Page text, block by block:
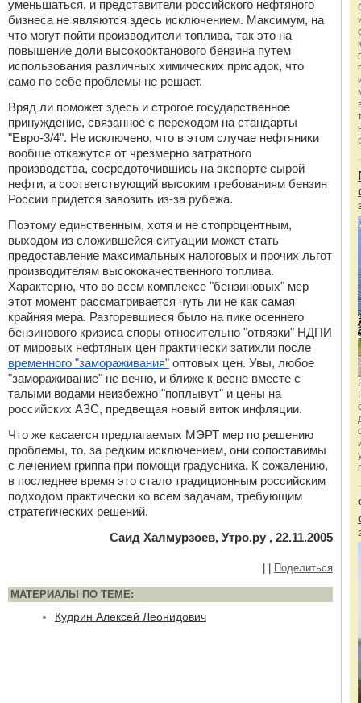
уменьшаться, и представители российского нефтяного
бизнеса не являются здесь исключением. Максимум, на
что могут пойти производители топлива, так это на
повышение доли высокооктанового бензина путем
использования различных химических присадок, что
само по себе проблемы не решает.
Вряд ли поможет здесь и строгое государственное
принуждение, связанное с переходом на стандарты
"Евро-3/4". Не исключено, что в этом случае нефтяники
вообще откажутся от чрезмерно затратного
производства, сосредоточившись на экспорте сырой
нефти, а соответствующий высоким требованиям бензин
России придется завозить из-за рубежа.
Поэтому единственным, хотя и не стопроцентным,
выходом из сложившейся ситуации может стать
предоставление максимальных налоговых и прочих льгот
производителям высококачественного топлива.
Характерно, что во всем комплексе "бензиновых" мер
этот момент рассматривается чуть ли не как самая
крайняя мера. Разгоревшиеся было на пике осеннего
бензинового кризиса споры относительно "отвязки" НДПИ
от мировых нефтяных цен практически затихли после
временного "замораживания" оптовых цен. Увы, любое
"замораживание" не вечно, и ближе к весне вместе с
талыми водами неизбежно "поплывут" и цены на
российских АЗС, предвещая новый виток инфляции.
Что же касается предлагаемых МЭРТ мер по решению
проблемы, то, за редким исключением, они сопоставимы
с лечением гриппа при помощи градусника. К сожалению,
в последнее время это стало традиционным российским
подходом практически ко всем задачам, требующим
стратегических решений.
Саид Халмурзоев, Утро.ру , 22.11.2005
Поделиться
МАТЕРИАЛЫ ПО ТЕМЕ:
Кудрин Алексей Леонидович